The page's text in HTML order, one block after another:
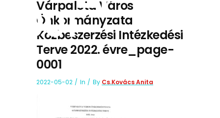
0001
Várpalota Város
Önkormányzata
Közbeszerzési Intézkedési
Terve 2022. évre_page-
0001
2022-05-02 In By Cs.Kovács Anita